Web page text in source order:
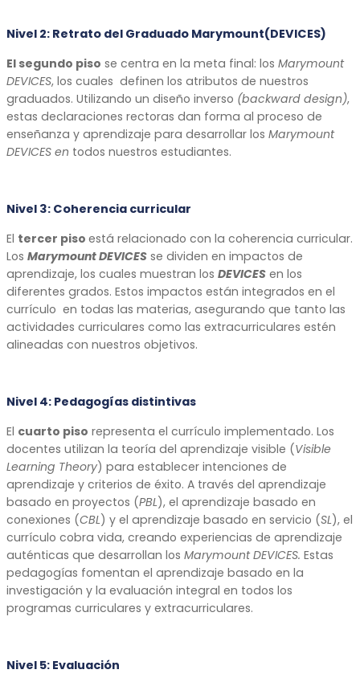
Nivel 2: Retrato del Graduado Marymount(DEVICES)
El segundo piso se centra en la meta final: los Marymount
DEVICES, los cuales definen los atributos de nuestros
graduados. Utilizando un diseño inverso (backward design),
estas declaraciones rectoras dan forma al proceso de
enseñanza y aprendizaje para desarrollar los Marymount
DEVICES en todos nuestros estudiantes.
Nivel 3: Coherencia curricular
El tercer piso está relacionado con la coherencia curricular.
Los Marymount DEVICES se dividen en impactos de
aprendizaje, los cuales muestran los DEVICES en los
diferentes grados. Estos impactos están integrados en el
currículo en todas las materias, asegurando que tanto las
actividades curriculares como las extracurriculares estén
alineadas con nuestros objetivos.
Nivel 4: Pedagogías distintivas
El cuarto piso representa el currículo implementado. Los
docentes utilizan la teoría del aprendizaje visible (Visible
Learning Theory) para establecer intenciones de
aprendizaje y criterios de éxito. A través del aprendizaje
basado en proyectos (PBL), el aprendizaje basado en
conexiones (CBL) y el aprendizaje basado en servicio (SL), el
currículo cobra vida, creando experiencias de aprendizaje
auténticas que desarrollan los Marymount DEVICES. Estas
pedagogías fomentan el aprendizaje basado en la
investigación y la evaluación integral en todos los
programas curriculares y extracurriculares.
Nivel 5: Evaluación